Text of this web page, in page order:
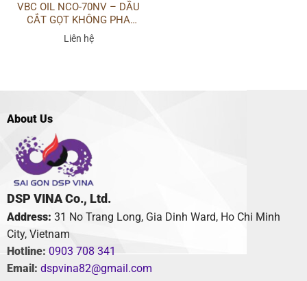
VBC OIL NCO-70NV – DẦU
CẮT GỌT KHÔNG PHA
NƯỚC
Liên hệ
About Us
DSP VINA Co., Ltd.
Address: 31 No Trang Long, Gia Dinh Ward, Ho Chi Minh
City, Vietnam
Hotline: 0903 708 341
Email: dspvina82@gmail.com